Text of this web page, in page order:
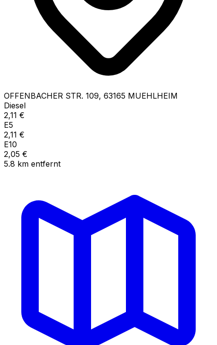
OFFENBACHER STR. 109, 63165 MUEHLHEIM
Diesel
2,11 €
E5
2,11 €
E10
2,05 €
5.8 km entfernt